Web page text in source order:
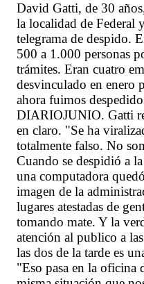
David Gatti, de 30
la localidad de Federal
telegrama de despido.
500 a 1.000 personas
trámites. Eran cuatro
desvinculado en enero
ahora fuimos
DIARIOJUNIO. Gatti
en claro. "Se ha
totalmente falso. No
Cuando se despidió a
una computadora
imagen de la
lugares atestadas de
tomando mate. Y la
atención al publico a
las dos de la tarde es
"Eso pasa en la oficina